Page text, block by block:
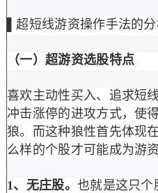
超短线游资操作手法的分
（一） 超游资选股特点
喜欢主动性买入、追求短
冲击涨停的进攻方式，使
狼。而这种狼性首先体现
么样的个股才可能成为游
1、无庄股。 也就是这只个